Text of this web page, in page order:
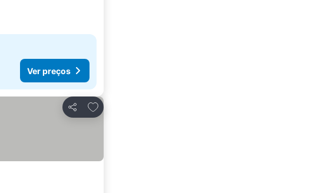
Ver preços
Partilhar
Adicionar aos favoritos